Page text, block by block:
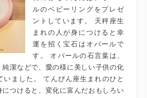
ルのベビーリングをプレゼ
ントしています。 天秤座生
まれの人が身につけると幸
運を招く宝石はオパールで
す。 オパールの石言葉は、
純潔などで、愛の様に美しい子供の化
いました。 てんびん座生まれのひと
につけると、変化に富んだおもしろい